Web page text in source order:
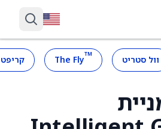
וול סטריט ™
The Fly